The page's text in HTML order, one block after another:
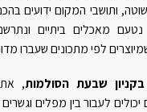
ותושבי המקום ידועים
נטעם מאכלים ביתיים
לפי מתכונים שעברו
שבעת הסולמות,
לעבור בין מפלים